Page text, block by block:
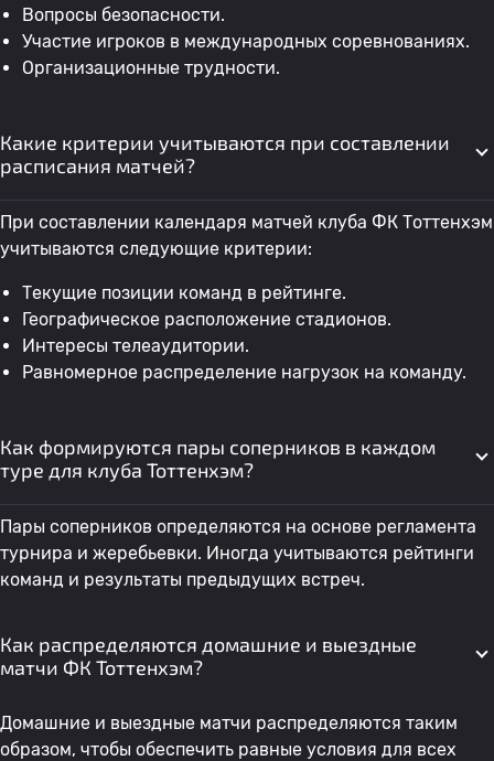
Вопросы безопасности.
Участие игроков в международных соревнованиях.
Организационные трудности.
Какие критерии учитываются при составлении
расписания матчей?
При составлении календаря матчей клуба ФК Тоттенхэм
учитываются следующие критерии:
Текущие позиции команд в рейтинге.
Географическое расположение стадионов.
Интересы телеаудитории.
Равномерное распределение нагрузок на команду.
Как формируются пары соперников в каждом
туре для клуба Тоттенхэм?
Пары соперников определяются на основе регламента
турнира и жеребьевки. Иногда учитываются рейтинги
команд и результаты предыдущих встреч.
Как распределяются домашние и выездные
матчи ФК Тоттенхэм?
Домашние и выездные матчи распределяются таким
образом, чтобы обеспечить равные условия для всех